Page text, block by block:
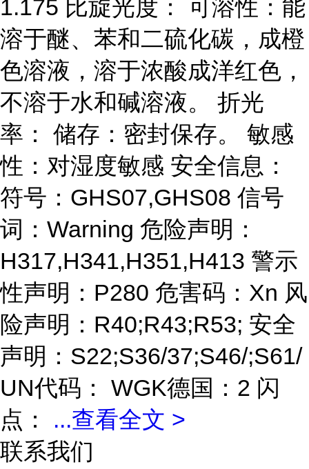
1.175 比旋光度： 可溶性：能
溶于醚、苯和二硫化碳，成橙
色溶液，溶于浓酸成洋红色，
不溶于水和碱溶液。 折光
率： 储存：密封保存。 敏感
性：对湿度敏感 安全信息：
符号：GHS07,GHS08 信号
词：Warning 危险声明：
H317,H341,H351,H413 警示
性声明：P280 危害码：Xn 风
险声明：R40;R43;R53; 安全
声明：S22;S36/37;S46/;S61/
UN代码： WGK德国：2 闪
点： ...查看全文 >
联系我们